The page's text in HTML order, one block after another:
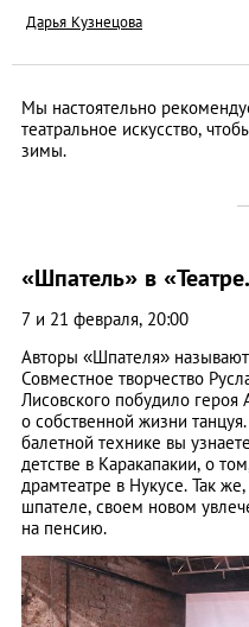
Дарья Кузнецова
Мы настоятельно
театральное искусство,
зимы.
«Шпатель» в
7 и 21 февраля, 20:00
Авторы «Шпателя»
Совместное творчество
Лисовского побудило героя
о собственной жизни
балетной технике вы
детстве в Каракапакии, о
драмтеатре в Нукусе. Так
шпателе, своем новом
на пенсию.